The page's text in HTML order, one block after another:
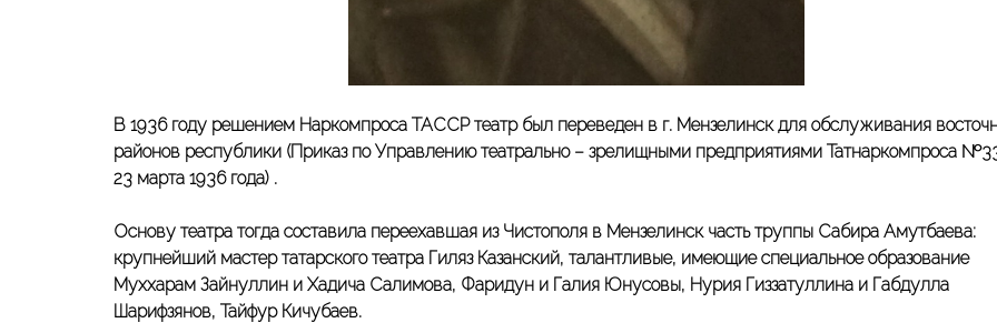
В 1936 году решением Наркомпроса ТАССР театр был переведен в г. Мензелинск для обслуживания
районов республики (Приказ по Управлению театрально – зрелищными предприятиями Татнаркомпроса
23 марта 1936 года) .
Основу театра тогда составила переехавшая из Чистополя в Мензелинск часть труппы Сабира Амутбаева:
крупнейший мастер татарского театра Гиляз Казанский, талантливые, имеющие специальное образование
Муххарам Зайнуллин и Хадича Салимова, Фаридун и Галия Юнусовы, Нурия Гиззатуллина и Габдулла
Шарифзянов, Тайфур Кичубаев.